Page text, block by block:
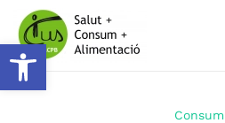
Obre la barra d'eines
Skip to main content
Consum